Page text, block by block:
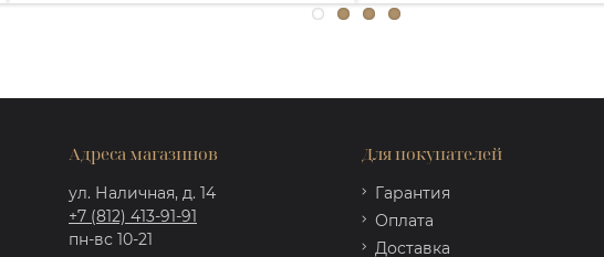
Адреса магазинов
ул. Наличная, д. 14
+7 (812) 413-91-91
пн-вс 10-21
Для покупателей
Гарантия
Оплата
Доставка